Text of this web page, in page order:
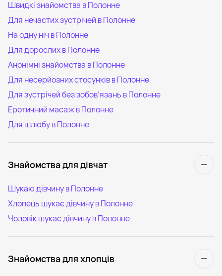
Швидкі знайомства в Полонне
Для нечастих зустрічей в Полонне
На одну ніч в Полонне
Для дорослих в Полонне
Анонімні знайомства в Полонне
Для несерйозних стосунків в Полонне
Для зустрічей без зобов’язань в Полонне
Еротичний масаж в Полонне
Для шлюбу в Полонне
Знайомства для дівчат
Шукаю дівчину в Полонне
Хлопець шукає дівчину в Полонне
Чоловік шукає дівчину в Полонне
Знайомства для хлопців